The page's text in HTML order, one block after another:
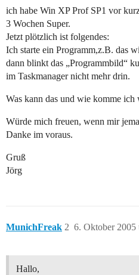
ich habe Win XP Prof SP1 vor
3 Wochen Super.
Jetzt plötzlich ist folgendes:
Ich starte ein Programm,z.B. das
dann blinkt das „Programmbild“
im Taskmanager nicht mehr drin.
Was kann das und wie komme ich
Würde mich freuen, wenn mir
Danke im voraus.
Gruß
Jörg
MunichFreak 6. Oktober 2005
2
Hallo,